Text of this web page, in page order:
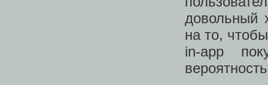
довольный
на то,
in-app